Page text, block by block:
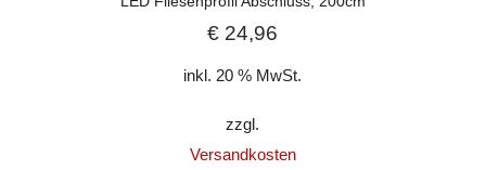
€ 24,96
inkl. 20 % MwSt.
zzgl.
Versandkosten